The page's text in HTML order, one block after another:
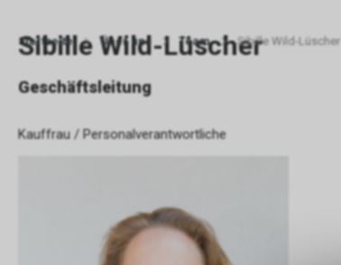
Startseite Über uns Team Sibille Wild-Lüscher
Sibille Wild-Lüscher
Geschäftsleitung
Kauffrau / Personalverantwortliche